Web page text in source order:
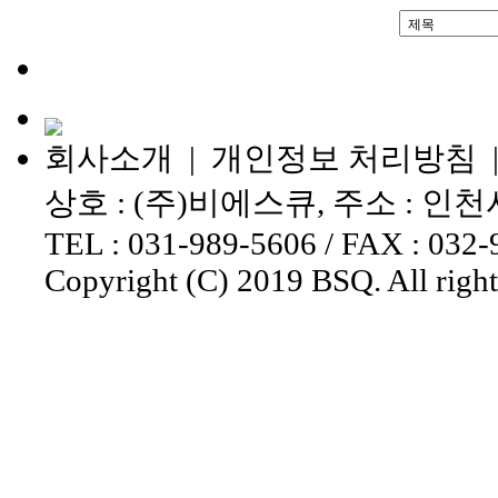
회사소개 | 개인정보 처리방침
상호 : (주)비에스큐, 주소 : 인
TEL : 031-989-5606 / FAX : 032-
Copyright (C) 2019 BSQ. All